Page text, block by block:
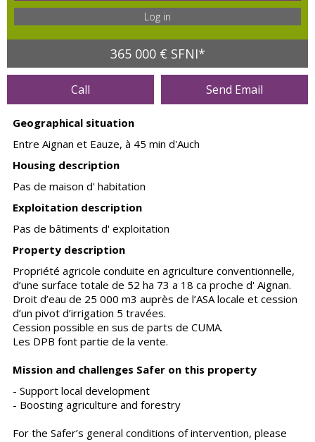
Log in
365 000 € SFNI*
Call Send Email
Geographical situation
Entre Aignan et Eauze, à 45 min d'Auch
Housing description
Pas de maison d' habitation
Exploitation description
Pas de bâtiments d' exploitation
Property description
Propriété agricole conduite en agriculture conventionnelle,
d’une surface totale de 52 ha 73 a 18 ca proche d' Aignan.
Droit d’eau de 25 000 m3 auprès de l’ASA locale et cession
d’un pivot d’irrigation 5 travées.
Cession possible en sus de parts de CUMA.
Les DPB font partie de la vente.
Mission and challenges Safer on this property
- Support local development
- Boosting agriculture and forestry
For the Safer’s general conditions of intervention, please